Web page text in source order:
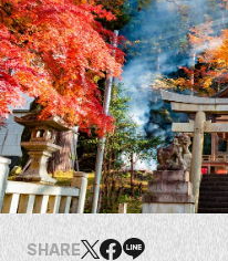
SHARE